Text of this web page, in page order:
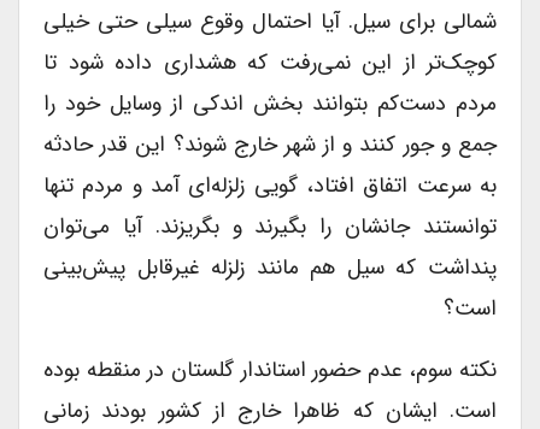
شمالی برای سیل. آیا احتمال وقوع سیلی حتی خیلی
کوچک‌تر از این نمی‌رفت که هشداری داده شود تا
مردم دست‌کم بتوانند بخش اندکی از وسایل خود را
جمع و جور کنند و از شهر خارج شوند؟ این قدر حادثه
به سرعت اتفاق افتاد، گویی زلزله‌ای آمد و مردم تنها
توانستند جانشان را بگیرند و بگریزند. آیا می‌توان
پنداشت که سیل هم مانند زلزله غیرقابل پیش‌بینی
است؟
نکته سوم، عدم حضور استاندار گلستان در منقطه بوده
است. ایشان که ظاهرا خارج از کشور بودند زمانی